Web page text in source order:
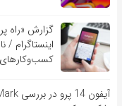
گزارش «راه
اینستاگرام /